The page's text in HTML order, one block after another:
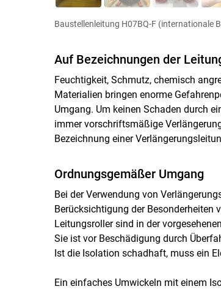
Baustellenleitung H07BQ-F (internationale
Auf Bezeichnungen der
Feuchtigkeit, Schmutz, chemisch
Materialien bringen enorme
Umgang. Um keinen Schaden durch
immer vorschriftsmäßige
Bezeichnung einer
Ordnungsgemäßer Umgang
Bei der Verwendung von
Berücksichtigung der Besonderheiten
Leitungsroller sind in der
Sie ist vor Beschädigung durch
Ist die Isolation schadhaft, muss ein
Ein einfaches Umwickeln mit einem